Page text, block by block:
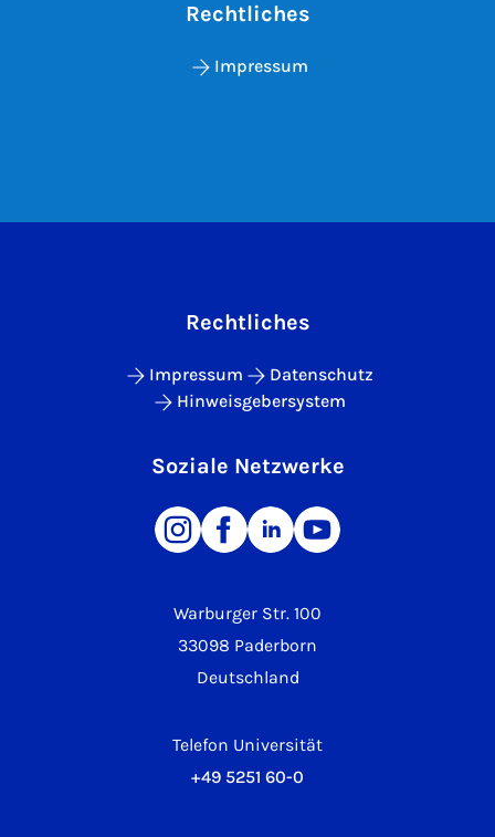
Rechtliches
Impressum
Warburger Str. 100
33098 Paderborn
Deutschland
Telefon Universität
+49 5251 60-0
Rechtliches
Impressum
Datenschutz
Hinweisgebersystem
Soziale Netzwerke